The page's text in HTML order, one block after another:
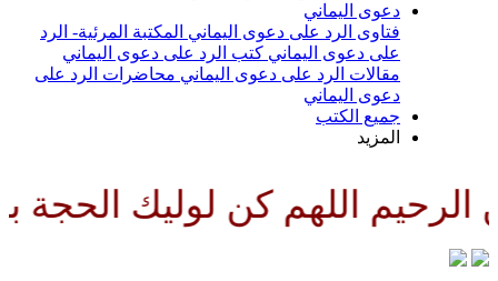
اليماني
الرد على دعوى اليماني المكتبة المرئية- الرد
دعوى اليماني كتب الرد على دعوى اليماني
الرد على دعوى اليماني محاضرات الرد على
كن لوليك الحجة بن الحسن